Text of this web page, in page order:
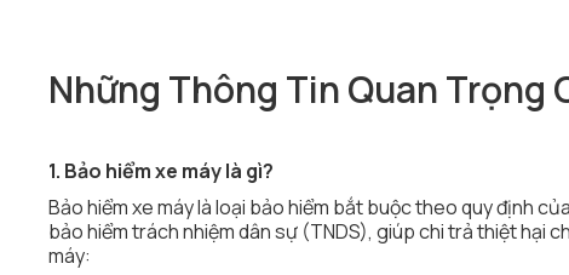
Những Thông Tin Quan Trọng
1. Bảo hiểm xe máy là gì?
Bảo hiểm xe máy là loại bảo hiểm bắt buộc theo quy định
bảo hiểm trách nhiệm dân sự (TNDS), giúp chi trả thiệt hại
máy: